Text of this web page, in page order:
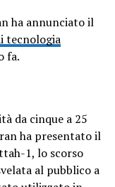
ha annunciato il
tecnologia
fa.
da cinque a 25
ha presentato il
1, lo scorso
al pubblico a